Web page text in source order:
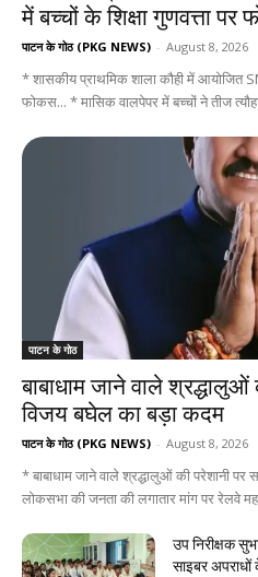
में बच्चों के शिक्षा गुणवत्ता पर
पाटन के गोठ (PKG NEWS) - August 8, 2026
* शासकीय प्राथमिक शाला कौही में आयोजित
फोकस... * मासिक वालपेपर में बच्चों ने तीज
पाटन के गोठ
बाबाधाम जाने वाले
विजय बघेल का बड़ा कदम
पाटन के गोठ (PKG NEWS) - August 8, 2026
* बाबाधाम जाने वाले श्रद्धालुओं की परेशानी
लोकसभा की जनता की लगातार मांग पर रेलवे
उप निरीक्षक
साइबर